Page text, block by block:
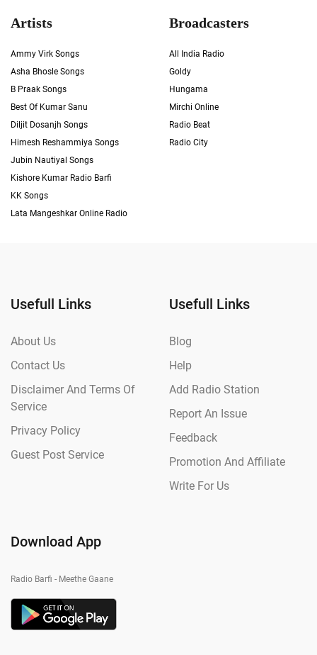
Artists
Ammy Virk Songs
Asha Bhosle Songs
B Praak Songs
Best Of Kumar Sanu
Diljit Dosanjh Songs
Himesh Reshammiya Songs
Jubin Nautiyal Songs
Kishore Kumar Radio Barfi
KK Songs
Lata Mangeshkar Online Radio
Broadcasters
All India Radio
Goldy
Hungama
Mirchi Online
Radio Beat
Radio City
Usefull Links
About Us
Contact Us
Disclaimer And Terms Of
Service
Privacy Policy
Guest Post Service
Usefull Links
Blog
Help
Add Radio Station
Report An Issue
Feedback
Promotion And Affiliate
Write For Us
Download App
Radio Barfi - Meethe Gaane